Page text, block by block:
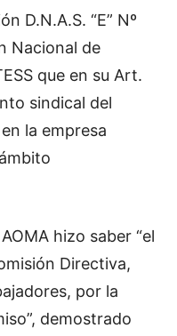
D.N.A.S. “E” Nº
Nacional de
que en su Art.
sindical del
la empresa
hizo saber “el
Directiva,
por la
demostrado